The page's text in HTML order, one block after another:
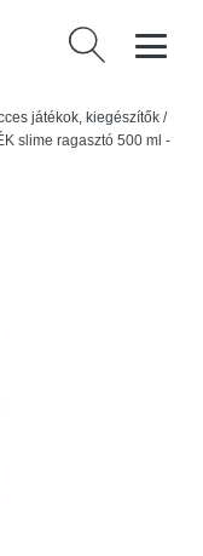
Keresés:
játékok, kiegészítők /
slime ragasztó 500 ml -